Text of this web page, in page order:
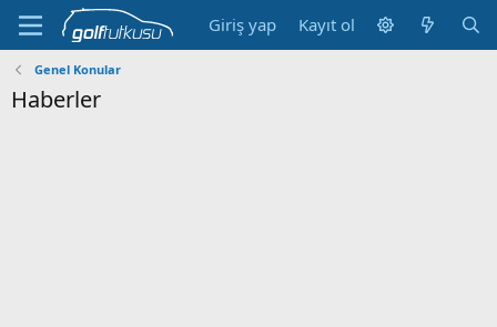
Giriş yap Kayıt ol
Genel Konular
Haberler